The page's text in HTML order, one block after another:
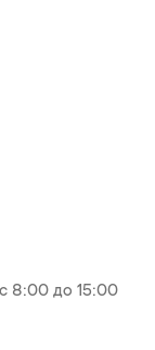
8:00 до 15:00